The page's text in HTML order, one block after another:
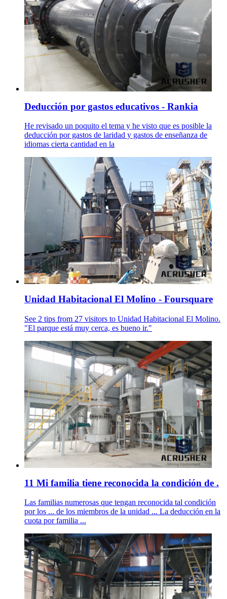
Deducción por gastos educativos - Rankia
He revisado un poquito el tema y he visto que es posible la
deducción por gastos de laridad y gastos de enseñanza de
idiomas cierta cantidad en la
Unidad Habitacional El Molino - Foursquare
See 2 tips from 27 visitors to Unidad Habitacional El Molino.
"El parque está muy cerca, es bueno ir."
11 Mi familia tiene reconocida la condición de .
Las familias numerosas que tengan reconocida tal condición
por los ... de los miembros de la unidad ... La deducción en la
cuota por familia ...